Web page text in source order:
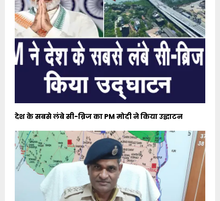
देश के सबसे लंबे सी-ब्रिज का PM मोदी ने किया उद्घाटन